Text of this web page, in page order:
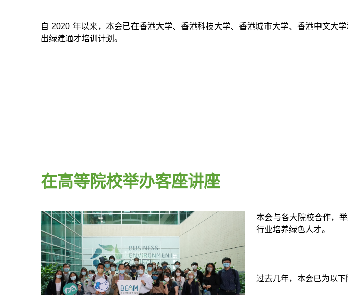
自 2020 年以来，本会已在香港大学、香港科技大学、香港城市大学、香港中文大
出绿建通才培训计划。
在高等院校举办客座讲座
本会与各大院校合作，
行业培养绿色人才。
过去几年，本会已为以下